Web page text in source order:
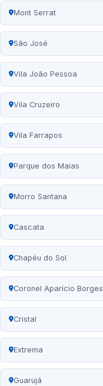
Mont Serrat
São José
Vila João Pessoa
Vila Cruzeiro
Vila Farrapos
Parque dos Maias
Morro Santana
Cascata
Chapéu do Sol
Coronel Aparício Borges
Cristal
Extrema
Guarujá